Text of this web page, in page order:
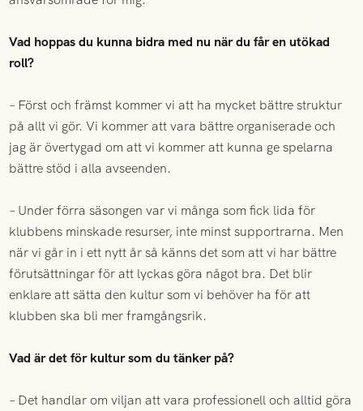
Vad hoppas du kunna bidra med nu när du får en utökad
roll?
– Först och främst kommer vi att ha mycket bättre struktur
på allt vi gör. Vi kommer att vara bättre organiserade och
jag är övertygad om att vi kommer att kunna ge spelarna
bättre stöd i alla avseenden.
– Under förra säsongen var vi många som fick lida för
klubbens minskade resurser, inte minst supportrarna. Men
när vi går in i ett nytt år så känns det som att vi har bättre
förutsättningar för att lyckas göra något bra. Det blir
enklare att sätta den kultur som vi behöver ha för att
klubben ska bli mer framgångsrik.
Vad är det för kultur som du tänker på?
– Det handlar om viljan att vara professionell och alltid göra